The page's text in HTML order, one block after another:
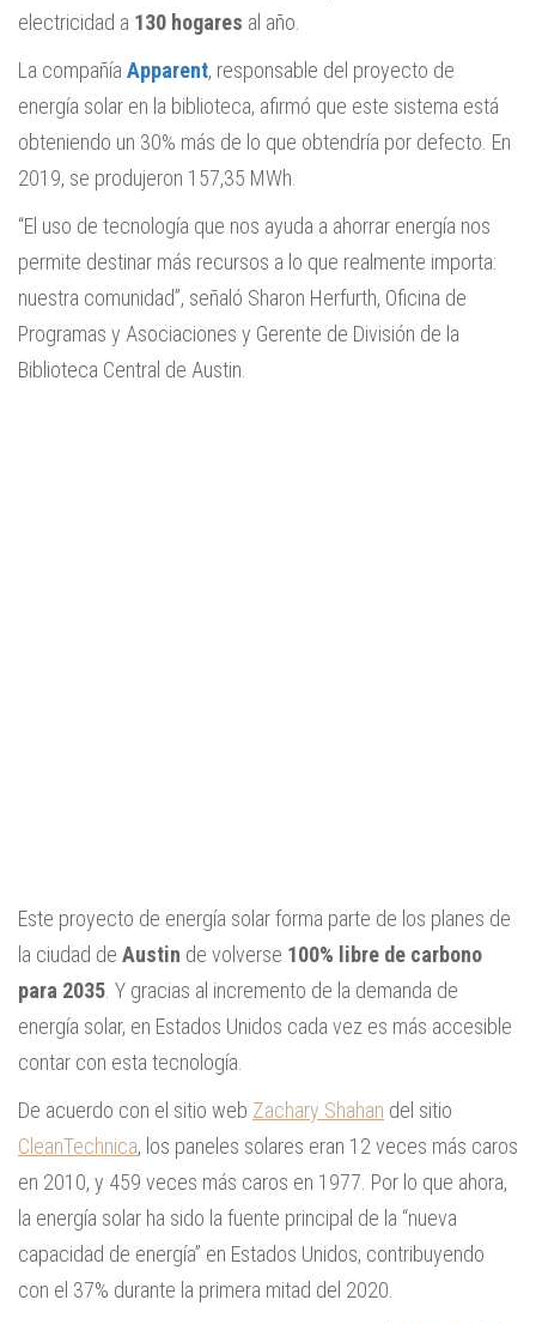
electricidad a 130 hogares al año.
La compañía Apparent, responsable del proyecto de
energía solar en la biblioteca, afirmó que este sistema está
obteniendo un 30% más de lo que obtendría por defecto. En
2019, se produjeron 157,35 MWh.
“El uso de tecnología que nos ayuda a ahorrar energía nos
permite destinar más recursos a lo que realmente importa:
nuestra comunidad”, señaló Sharon Herfurth, Oficina de
Programas y Asociaciones y Gerente de División de la
Biblioteca Central de Austin.
Este proyecto de energía solar forma parte de los planes de
la ciudad de Austin de volverse 100% libre de carbono
para 2035 . Y gracias al incremento de la demanda de
energía solar, en Estados Unidos cada vez es más accesible
contar con esta tecnología.
De acuerdo con el sitio web Zachary Shahan del sitio
CleanTechnica, los paneles solares eran 12 veces más caros
en 2010, y 459 veces más caros en 1977. Por lo que ahora,
la energía solar ha sido la fuente principal de la “nueva
capacidad de energía” en Estados Unidos, contribuyendo
con el 37% durante la primera mitad del 2020.